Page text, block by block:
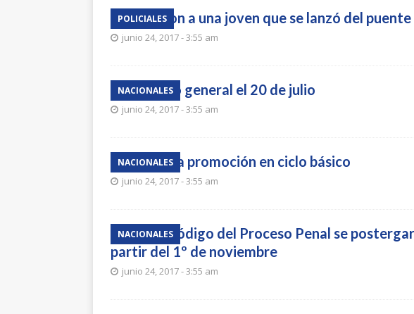
POLICIALES
Rescataron a una joven que se lanzó del
junio 24, 2017 - 3:55 am
NACIONALES
Habrá paro general el 20 de julio
junio 24, 2017 - 3:55 am
NACIONALES
Aumentó la promoción en ciclo básico
junio 24, 2017 - 3:55 am
NACIONALES
El nuevo Código del Proceso Penal se
partir del 1º de noviembre
junio 24, 2017 - 3:55 am